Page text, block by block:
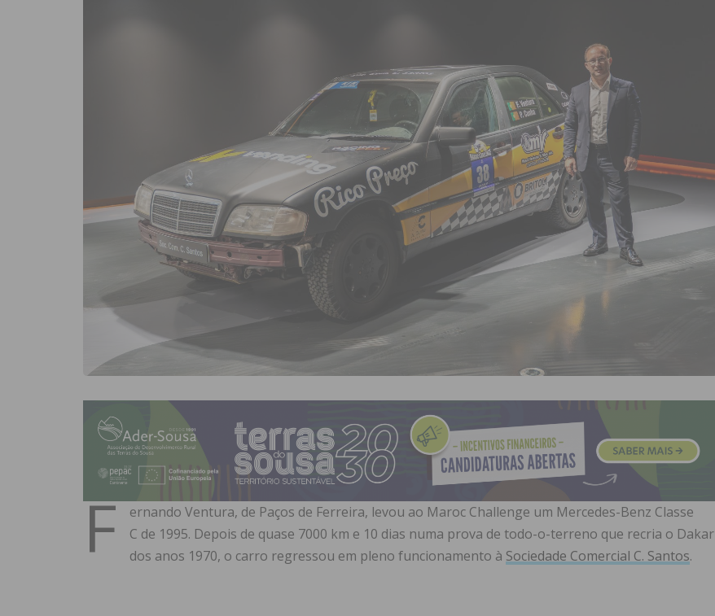
F
ernando Ventura, de Paços de Ferreira, levou ao Maroc Challenge um Mercedes-Benz Classe
C de 1995. Depois de quase 7000 km e 10 dias numa prova de todo-o-terreno que recria o Dakar
dos anos 1970, o carro regressou em pleno funcionamento à Sociedade Comercial C. Santos.